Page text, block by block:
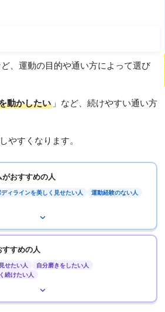
、運動の目的や通い方によって選び
動かしたい 」など、続けやすい通い方
やすくなります。
おすすめの人
ディラインを美しく見せたい人 運動経験のない人
すめの人
せたい人
自分磨きをしたい人
続けたい人